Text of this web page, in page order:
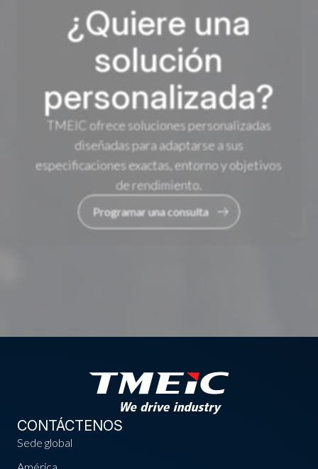
¿Quiere una
solución
personalizada?
TMEIC ofrece soluciones personalizadas
diseñadas para adaptarse a sus
especificaciones exactas, entorno y objetivos
de rendimiento.
Programar una consulta
CONTÁCTENOS
Sede global
América